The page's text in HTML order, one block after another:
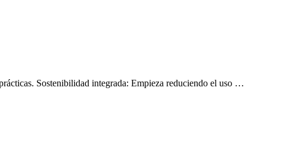
Sostenibilidad integrada: Empieza reduciendo el uso …